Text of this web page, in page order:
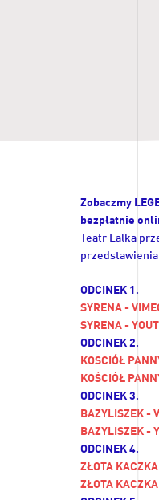
Zobaczmy
bezpłatnie
Teatr Lalka
ODCINEK 1.
SYRENA -
SYRENA -
ODCINEK 2.
KOSCIÓŁ
KOŚCIÓŁ
ODCINEK 3.
BAZYLISZEK -
BAZYLISZEK -
ODCINEK 4.
ZŁOTA
ZŁOTA